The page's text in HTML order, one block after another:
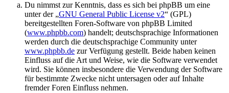
Du nimmst zur Kenntnis, dass es sich bei phpBB um eine
unter der „GNU General Public License v2“ (GPL)
bereitgestellten Foren-Software von phpBB Limited
(www.phpbb.com) handelt; deutschsprachige Informationen
werden durch die deutschsprachige Community unter
www.phpbb.de zur Verfügung gestellt. Beide haben keinen
Einfluss auf die Art und Weise, wie die Software verwendet
wird. Sie können insbesondere die Verwendung der Software
für bestimmte Zwecke nicht untersagen oder auf Inhalte
fremder Foren Einfluss nehmen.